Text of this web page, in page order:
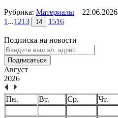
Рубрика: Материалы 22.06.2026
1...1213 14 1516
Подписка на новости
Подписаться
Август
2026
Пн. Вт. Ср. Чт.